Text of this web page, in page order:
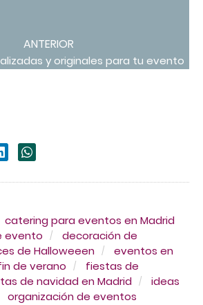
ANTERIOR
y originales para tu evento
catering para eventos en Madrid
evento
decoración de
de Halloweeen
eventos en
de verano
fiestas de
de navidad en Madrid
ideas
organización de eventos